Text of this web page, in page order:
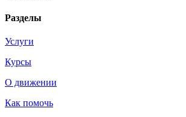
Разделы
Услуги
Курсы
О движении
Как помочь